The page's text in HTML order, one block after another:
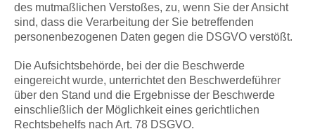
des mutmaßlichen Verstoßes, zu, wenn Sie der Ansicht
sind, dass die Verarbeitung der Sie betreffenden
personenbezogenen Daten gegen die DSGVO verstößt.
Die Aufsichtsbehörde, bei der die Beschwerde
eingereicht wurde, unterrichtet den Beschwerdeführer
über den Stand und die Ergebnisse der Beschwerde
einschließlich der Möglichkeit eines gerichtlichen
Rechtsbehelfs nach Art. 78 DSGVO.